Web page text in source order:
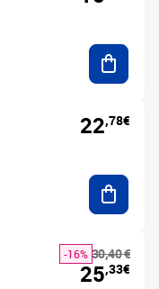
22,78€
30,40 €
-16%
25,33€